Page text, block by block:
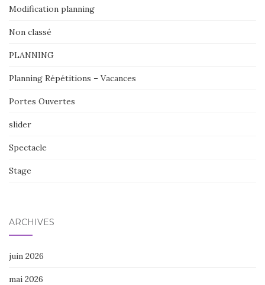
Modification planning
Non classé
PLANNING
Planning Répétitions – Vacances
Portes Ouvertes
slider
Spectacle
Stage
ARCHIVES
juin 2026
mai 2026